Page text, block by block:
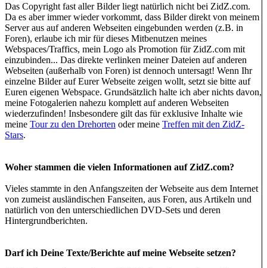
Das Copyright fast aller Bilder liegt natürlich nicht bei ZidZ.com.
Da es aber immer wieder vorkommt, dass Bilder direkt von meinem
Server aus auf anderen Webseiten eingebunden werden (z.B. in
Foren), erlaube ich mir für dieses Mitbenutzen meines
Webspaces/Traffics, mein Logo als Promotion für ZidZ.com mit
einzubinden... Das direkte verlinken meiner Dateien auf anderen
Webseiten (außerhalb von Foren) ist dennoch untersagt! Wenn Ihr
einzelne Bilder auf Eurer Webseite zeigen wollt, setzt sie bitte auf
Euren eigenen Webspace. Grundsätzlich halte ich aber nichts davon,
meine Fotogalerien nahezu komplett auf anderen Webseiten
wiederzufinden! Insbesondere gilt das für exklusive Inhalte wie
meine Tour zu den Drehorten oder meine Treffen mit den ZidZ-
Stars.
Woher stammen die vielen Informationen auf ZidZ.com?
Vieles stammte in den Anfangszeiten der Webseite aus dem Internet
von zumeist ausländischen Fanseiten, aus Foren, aus Artikeln und
natürlich von den unterschiedlichen DVD-Sets und deren
Hintergrundberichten.
Darf ich Deine Texte/Berichte auf meine Webseite setzen?